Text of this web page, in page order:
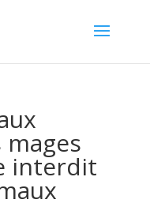
interdit